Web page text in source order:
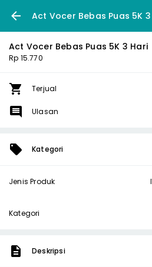
Act Vocer Bebas Puas 5K
Act Vocer Bebas Puas 5K 3 Hari
Rp 15.770
Terjual
Ulasan
Kategori
Jenis Produk
Kategori
Deskripsi